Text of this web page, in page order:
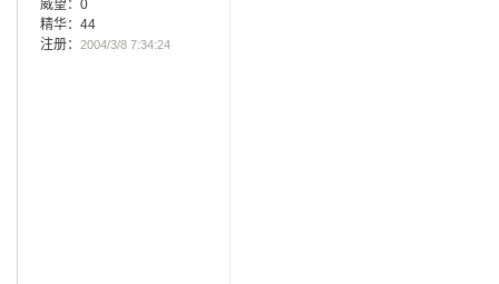
威望：0
精华：44
注册： 2004/3/8 7:34:24